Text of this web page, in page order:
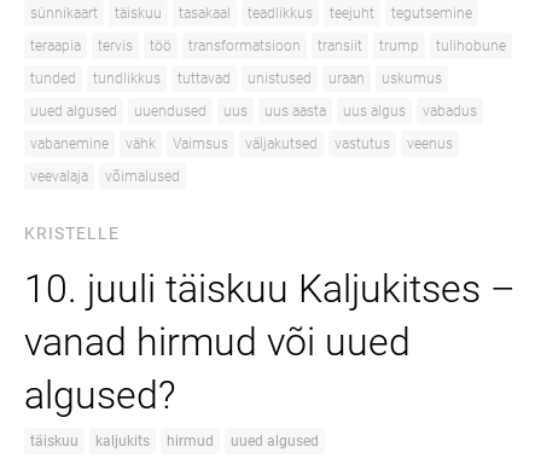
sünnikaart
täiskuu tasakaal teadlikkus teejuht
tegutsemine
teraapia
tervis töö transformatsioon transiit trump
tulihobune
tunded
tundlikkus tuttavad unistused uraan
uskumus
uued algused
uuendused uus uus aasta uus algus
vabadus
vabanemine
vähk Vaimsus väljakutsed vastutus
veenus
veevalaja
võimalused
KRISTELLE
10. juuli täiskuu Kaljukitses –
vanad hirmud või uued
algused?
täiskuu kaljukits hirmud uued algused